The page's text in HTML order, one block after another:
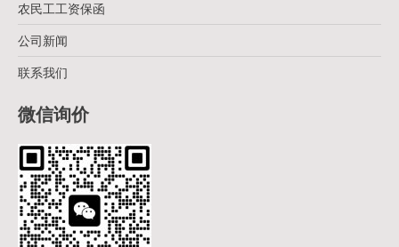
农民工工资保函
公司新闻
联系我们
微信询价